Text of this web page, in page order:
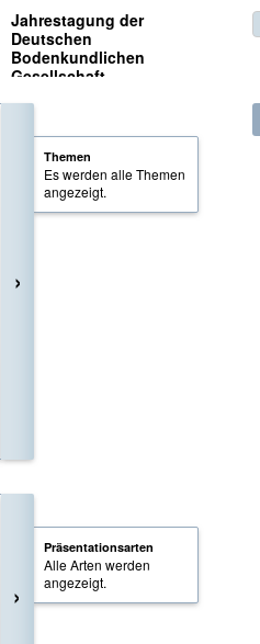
Jahrestagung der
Deutschen
Bodenkundlichen
Gesellschaft
›
Themen
Es werden alle Themen
angezeigt.
›
Präsentationsarten
Alle Arten werden
angezeigt.